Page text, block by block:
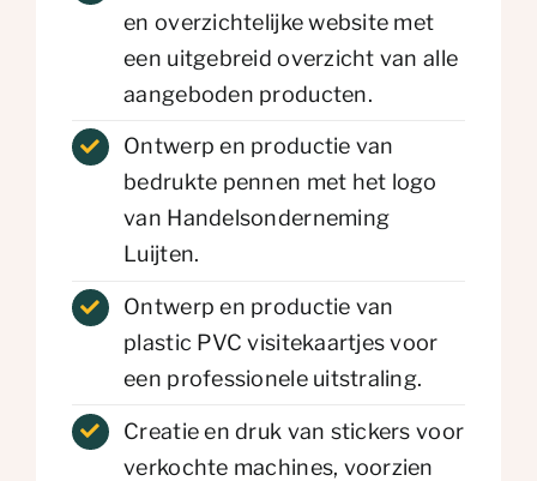
en overzichtelijke website met
een uitgebreid overzicht van alle
aangeboden producten.
Ontwerp en productie van
bedrukte pennen met het logo
van Handelsonderneming
Luijten.
Ontwerp en productie van
plastic PVC visitekaartjes voor
een professionele uitstraling.
Creatie en druk van stickers voor
verkochte machines, voorzien